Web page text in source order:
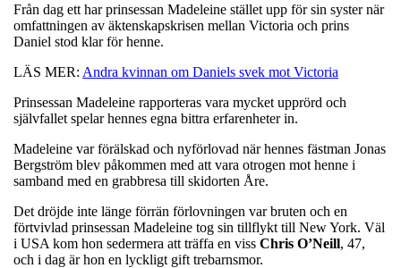
Från dag ett har prinsessan Madeleine stället upp för sin syster när
omfattningen av äktenskapskrisen mellan Victoria och prins
Daniel stod klar för henne.
LÄS MER: Andra kvinnan om Daniels svek mot Victoria
Prinsessan Madeleine rapporteras vara mycket upprörd och
självfallet spelar hennes egna bittra erfarenheter in.
Madeleine var förälskad och nyförlovad när hennes fästman Jonas
Bergström blev påkommen med att vara otrogen mot henne i
samband med en grabbresa till skidorten Åre.
Det dröjde inte länge förrän förlovningen var bruten och en
förtvivlad prinsessan Madeleine tog sin tillflykt till New York. Väl
i USA kom hon sedermera att träffa en viss Chris O’Neill, 47,
och i dag är hon en lyckligt gift trebarnsmor.